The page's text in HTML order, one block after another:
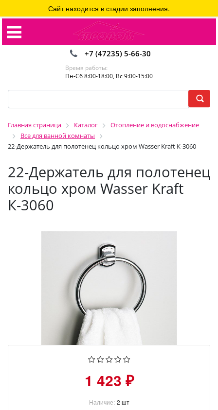
+7 (47235) 5-66-30
Время работы:
Пн-Сб 8:00-18:00, Вс 9:00-15:00
Главная страница Каталог
Отопление и водоснабжение
Все для ванной комнаты
22-Держатель для полотенец кольцо хром Wasser Kraft К-3060
22-Держатель для полотенец
кольцо хром Wasser Kraft
К-3060
Сайт находится в стадии заполнения.
1 423 ₽
Наличие: 2 шт